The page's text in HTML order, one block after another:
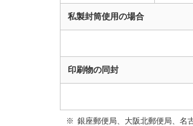
私製封筒使用の場合
印刷物の同封
銀座郵便局、大阪北郵便局、名